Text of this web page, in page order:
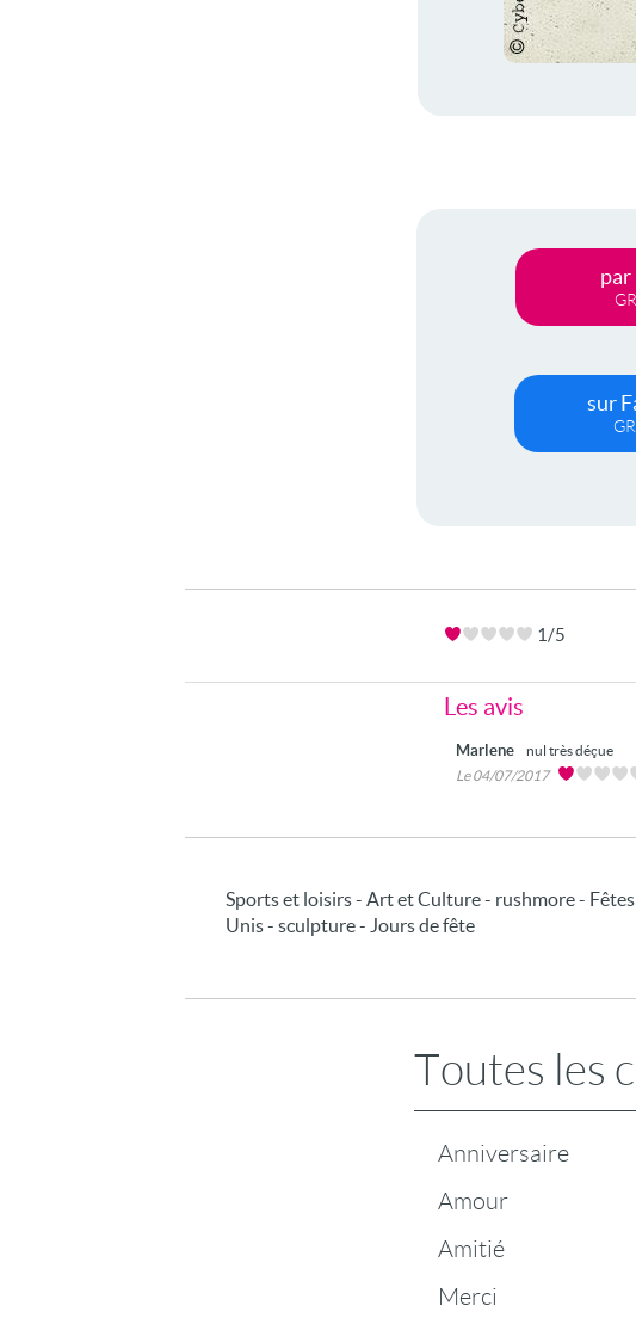
par
sur
1/5
Les avis
Marlene
nul très déçue
Le 04/07/2017
Sports et loisirs - Art et Culture - rushmore -
Unis - sculpture - Jours de fête
Toutes les
Anniversaire
Amour
Amitié
Merci